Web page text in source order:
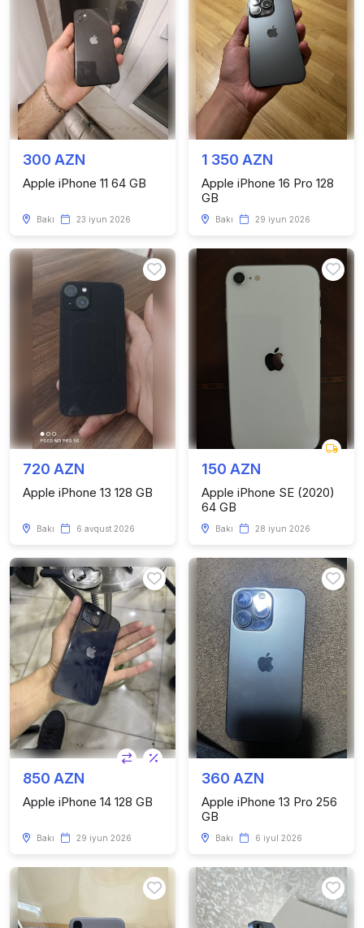
300 AZN
Apple iPhone 11 64 GB
Bakı 23 iyun 2026
1 350 AZN
Apple iPhone 16 Pro 128
GB
Bakı 29 iyun 2026
720 AZN
Apple iPhone 13 128 GB
Bakı 6 avqust 2026
150 AZN
Apple iPhone SE (2020)
64 GB
Bakı 28 iyun 2026
850 AZN
Apple iPhone 14 128 GB
Bakı 29 iyun 2026
360 AZN
Apple iPhone 13 Pro 256
GB
Bakı 6 iyul 2026